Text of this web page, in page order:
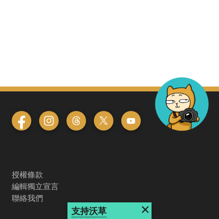
授權條款
編輯獨立宣言
聯絡我們
支持沃草 ×